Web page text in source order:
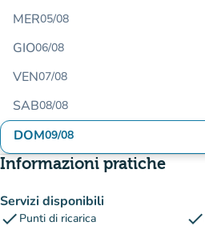
MER05/08
GIO06/08
VEN07/08
SAB08/08
DOM09/08
Informazioni pratiche
Servizi disponibili
check Punti di ricarica check